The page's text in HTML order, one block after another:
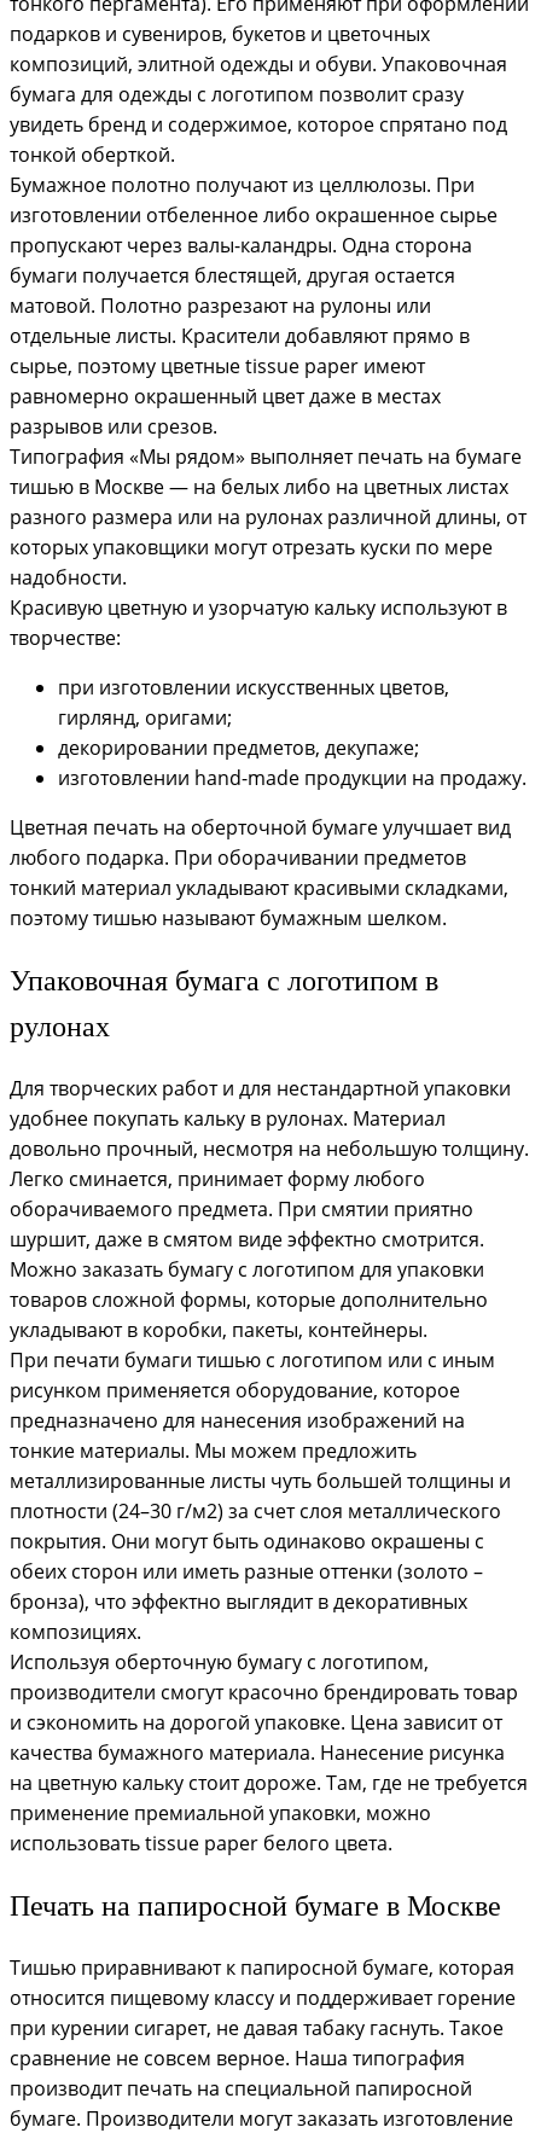
подарков и сувениров, букетов и цветочных
композиций, элитной одежды и обуви. Упаковочная
бумага для одежды с логотипом позволит сразу
увидеть бренд и содержимое, которое спрятано под
тонкой оберткой.
Бумажное полотно получают из целлюлозы. При
изготовлении отбеленное либо окрашенное сырье
пропускают через валы-каландры. Одна сторона
бумаги получается блестящей, другая остается
матовой. Полотно разрезают на рулоны или
отдельные листы. Красители добавляют прямо в
сырье, поэтому цветные tissue paper имеют
равномерно окрашенный цвет даже в местах
разрывов или срезов.
Типография «Мы рядом» выполняет печать на бумаге
тишью в Москве — на белых либо на цветных листах
разного размера или на рулонах различной длины, от
которых упаковщики могут отрезать куски по мере
надобности.
Красивую цветную и узорчатую кальку используют в
творчестве:
при изготовлении искусственных цветов,
гирлянд, оригами;
декорировании предметов, декупаже;
изготовлении hand-made продукции на продажу.
Цветная печать на оберточной бумаге улучшает вид
любого подарка. При оборачивании предметов
тонкий материал укладывают красивыми складками,
поэтому тишью называют бумажным шелком.
Упаковочная бумага с логотипом в
рулонах
Для творческих работ и для нестандартной упаковки
удобнее покупать кальку в рулонах. Материал
довольно прочный, несмотря на небольшую толщину.
Легко сминается, принимает форму любого
оборачиваемого предмета. При смятии приятно
шуршит, даже в смятом виде эффектно смотрится.
Можно заказать бумагу с логотипом для упаковки
товаров сложной формы, которые дополнительно
укладывают в коробки, пакеты, контейнеры.
При печати бумаги тишью с логотипом или с иным
рисунком применяется оборудование, которое
предназначено для нанесения изображений на
тонкие материалы. Мы можем предложить
металлизированные листы чуть большей толщины и
плотности (24–30 г/м2) за счет слоя металлического
покрытия. Они могут быть одинаково окрашены с
обеих сторон или иметь разные оттенки (золото –
бронза), что эффектно выглядит в декоративных
композициях.
Используя оберточную бумагу с логотипом,
производители смогут красочно брендировать товар
и сэкономить на дорогой упаковке. Цена зависит от
качества бумажного материала. Нанесение рисунка
на цветную кальку стоит дороже. Там, где не требуется
применение премиальной упаковки, можно
использовать tissue paper белого цвета.
Печать на папиросной бумаге в Москве
Тишью приравнивают к папиросной бумаге, которая
относится пищевому классу и поддерживает горение
при курении сигарет, не давая табаку гаснуть. Такое
сравнение не совсем верное. Наша типография
производит печать на специальной папиросной
бумаге. Производители могут заказать изготовление